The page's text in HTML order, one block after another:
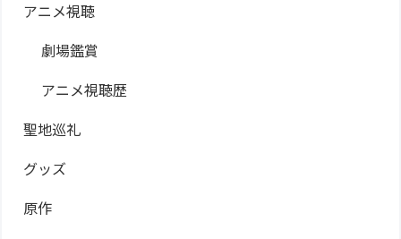
アニメ視聴
劇場鑑賞
アニメ視聴歴
聖地巡礼
グッズ
原作